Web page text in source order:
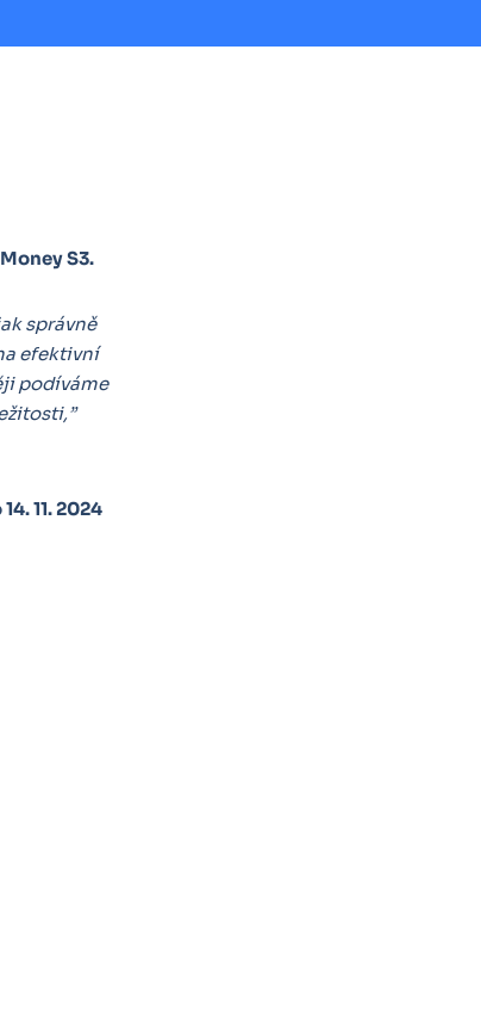
S3.
správně
efektivní
podíváme
11. 2024